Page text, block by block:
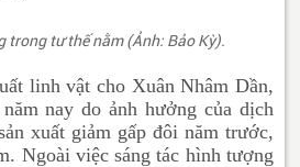
trong tư thế nằm (Ảnh: Bảo Kỳ).
linh vật cho Xuân Nhâm Dần,
nay do ảnh hưởng của dịch
xuất giảm gấp đôi năm trước,
Ngoài việc sáng tác hình tượng